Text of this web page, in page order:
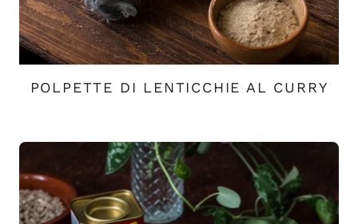
POLPETTE DI LENTICCHIE AL CURRY